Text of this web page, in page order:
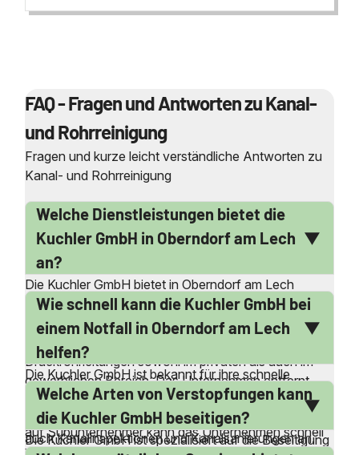
FAQ - Fragen und Antworten zu Kanal-
und Rohrreinigung
Fragen und kurze leicht verständliche Antworten zu
Kanal- und Rohrreinigung
Welche Dienstleistungen bietet die
Kuchler GmbH in Oberndorf am Lech
an?
Die Kuchler GmbH bietet in Oberndorf am Lech
umfassende Dienstleistungen im Bereich der Kanal-
und Rohrreinigung an. Dazu gehören die Reinigung
Druckrohrleitungen sowohl im privaten als auch im
gewerblichen Bereich. Das Unternehmen entfernt
Verstopfungen und Inkrustierungen schnell und
fachkundig. Darüber hinaus bietet die Kuchler GmbH
auch Kanalinspektionen und Kanalsanierungen an.
Wie schnell kann die Kuchler GmbH bei
einem Notfall in Oberndorf am Lech
helfen?
Die Kuchler GmbH ist bekannt für ihre schnelle
Reaktionszeit bei Notfällen in Oberndorf am Lech.
Dank eigener Service-Stützpunkte und dem Verzicht
auf Subunternehmer kann das Unternehmen schnell
vor Ort sein. Der 24-Stunden-Notdienst ist an jedem
Welche Arten von Verstopfungen kann
die Kuchler GmbH beseitigen?
Die Kuchler GmbH ist spezialisiert auf die Beseitigung